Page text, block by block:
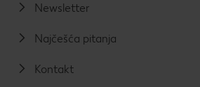
Newsletter
Najčešća pitanja
Kontakt